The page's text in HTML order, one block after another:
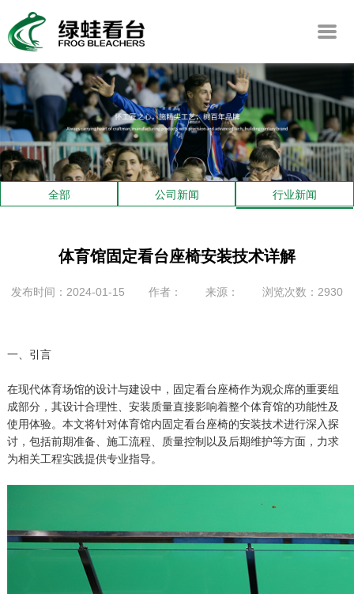
全部 公司新闻 行业新闻
体育馆固定看台座椅安装技术详解
发布时间：2024-01-15 作者： 来源： 浏览次数：2930
一、引言
在现代体育场馆的设计与建设中，固定看台座椅作为观众席的重要组
成部分，其设计合理性、安装质量直接影响着整个体育馆的功能性及
使用体验。本文将针对体育馆内固定看台座椅的安装技术进行深入探
讨，包括前期准备、施工流程、质量控制以及后期维护等方面，力求
为相关工程实践提供专业指导。